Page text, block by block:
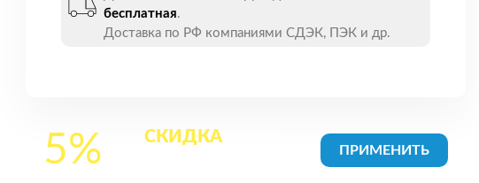
бесплатная.
Доставка по РФ компаниями СДЭК, ПЭК и др.
5% СКИДКА